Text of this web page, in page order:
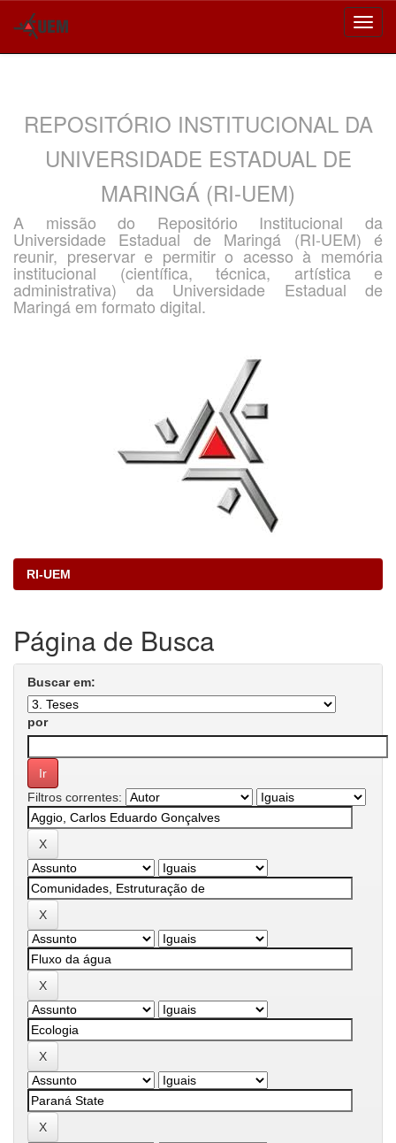
REPOSITÓRIO INSTITUCIONAL DA
UNIVERSIDADE ESTADUAL DE
MARINGÁ (RI-UEM)
A missão do Repositório Institucional da
Universidade Estadual de Maringá (RI-UEM) é
reunir, preservar e permitir o acesso à memória
institucional (científica, técnica, artística e
administrativa) da Universidade Estadual de
Maringá em formato digital.
RI-UEM
Página de Busca
Buscar em:
por
Filtros correntes: